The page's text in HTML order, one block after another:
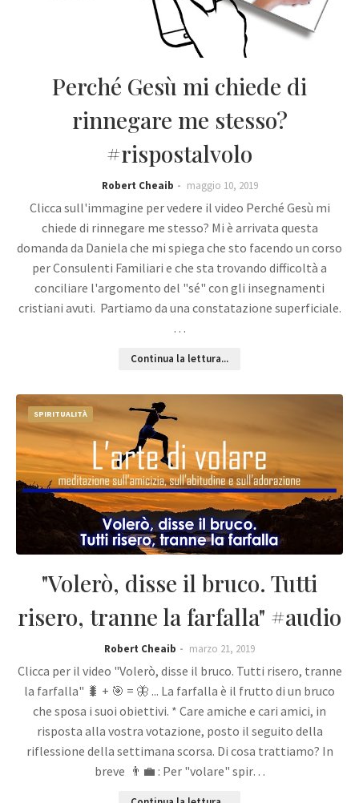
Perché Gesù mi chiede di
rinnegare me stesso?
#rispostalvolo
Robert Cheaib maggio 10, 2019
Clicca sull'immagine per vedere il video Perché Gesù mi
chiede di rinnegare me stesso? Mi è arrivata questa
domanda da Daniela che mi spiega che sto facendo un corso
per Consulenti Familiari e che sta trovando difficoltà a
conciliare l'argomento del "sé" con gli insegnamenti
cristiani avuti. Partiamo da una constatazione superficiale.
…
Continua la lettura...
SPIRITUALITÀ
"Volerò, disse il bruco. Tutti
risero, tranne la farfalla" #audio
Robert Cheaib marzo 21, 2019
Clicca per il video "Volerò, disse il bruco. Tutti risero, tranne
la farfalla" 🐛 + 🎯 = 🦋 ... La farfalla è il frutto di un bruco
che sposa i suoi obiettivi. * Care amiche e cari amici, in
risposta alla vostra votazione, posto il seguito della
riflessione della settimana scorsa. Di cosa trattiamo? In
breve 👨‍💼 : Per "volare" spir…